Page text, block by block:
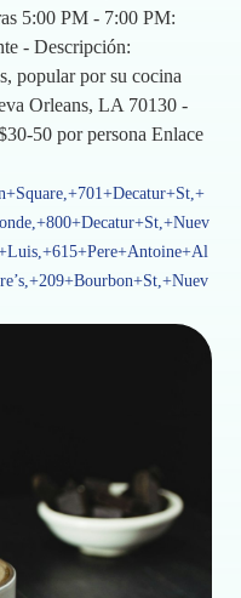
5:00 PM - 7:00 PM:
- Descripción:
popular por su cocina
Orleans, LA 70130 -
50 por persona Enlace